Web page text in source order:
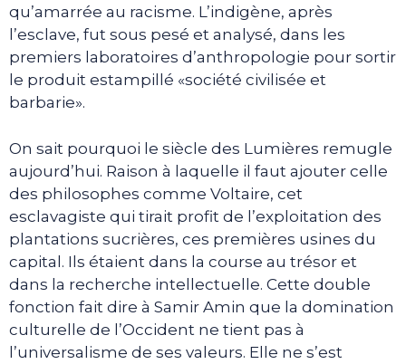
qu’amarrée au racisme. L’indigène, après
l’esclave, fut sous pesé et analysé, dans les
premiers laboratoires d’anthropologie pour sortir
le produit estampillé «société civilisée et
barbarie».
On sait pourquoi le siècle des Lumières remugle
aujourd’hui. Raison à laquelle il faut ajouter celle
des philosophes comme Voltaire, cet
esclavagiste qui tirait profit de l’exploitation des
plantations sucrières, ces premières usines du
capital. Ils étaient dans la course au trésor et
dans la recherche intellectuelle. Cette double
fonction fait dire à Samir Amin que la domination
culturelle de l’Occident ne tient pas à
l’universalisme de ses valeurs. Elle ne s’est